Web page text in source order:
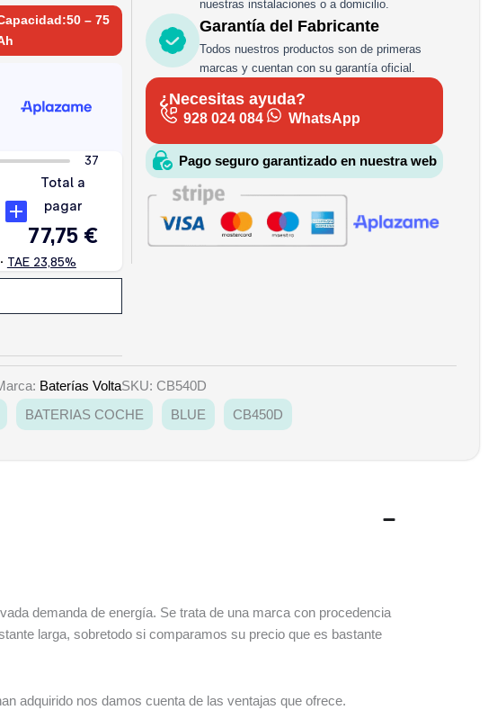
– 75
nuestras instalaciones o a domicilio.
Garantía del Fabricante
Todos nuestros productos son de primeras
marcas y cuentan con su garantía oficial.
¿Necesitas ayuda?
928 024 084 WhatsApp
Pago seguro garantizado en nuestra web
Baterías VoltaSKU: CB540D
BATERIAS COCHE BLUE CB450D
demanda de energía. Se trata de una marca con procedencia
larga, sobretodo si comparamos su precio que es bastante
adquirido nos damos cuenta de las ventajas que ofrece.